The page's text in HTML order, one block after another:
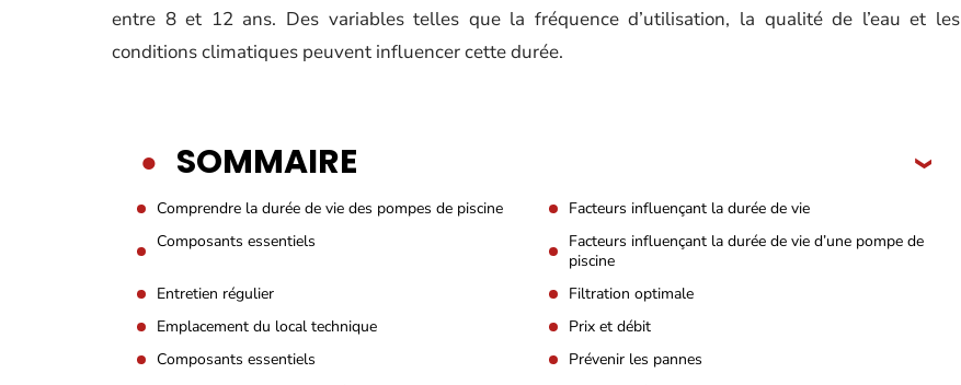
entre 8 et 12 ans. Des variables telles que la fréquence d’utilisation, la qualité de l’eau et les
conditions climatiques peuvent influencer cette durée.
SOMMAIRE
Comprendre la durée de vie des pompes de piscine
Facteurs influençant la durée de vie
Composants essentiels
Facteurs influençant la durée de vie d’une pompe de
piscine
Entretien régulier
Filtration optimale
Emplacement du local technique
Prix et débit
Composants essentiels
Prévenir les pannes